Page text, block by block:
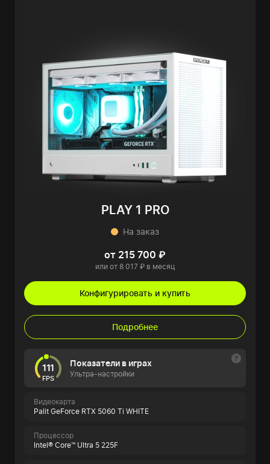
PLAY 1 PRO
На заказ
от 215 700 ₽
или от 8 017 ₽ в месяц
Конфигурировать и купить
Подробнее
111
FPS
Показатели в играх
Ультра-настройки
Видеокарта
Palit GeForce RTX 5060 Ti WHITE
Процессор
Intel® Core™ Ultra 5 225F